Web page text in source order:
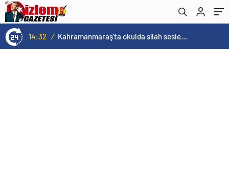
14:32 / Kahramanmaraş’ta okulda silah sesleri duyuldu! Ölü ve yaralılar var
Gündemine Taşıdı